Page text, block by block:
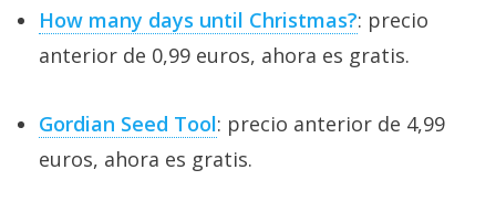
How many days until Christmas?: precio
anterior de 0,99 euros, ahora es gratis.
Gordian Seed Tool: precio anterior de 4,99
euros, ahora es gratis.